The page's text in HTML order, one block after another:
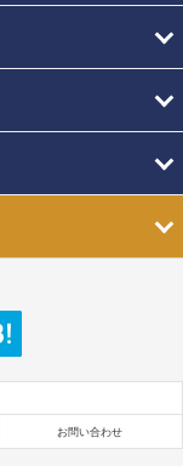
お問い合わせ